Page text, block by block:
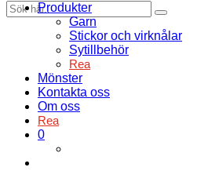
Produkter
Garn
Stickor och virknålar
Sytillbehör
Rea
Mönster
Kontakta oss
Om oss
Rea
0